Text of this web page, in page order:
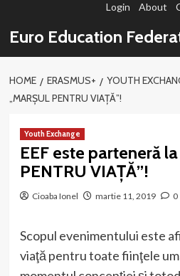
conținut
Login About
Euro Education
HOME ERASMUS+ YOUTH
„MARȘUL PENTRU VIAȚĂ”!
Youth Exchange
EEF este parteneră
PENTRU VIAȚĂ”!
Cioaba Ionel martie 11, 2019 0
Scopul evenimentului este
viaţă pentru toate fiinţele